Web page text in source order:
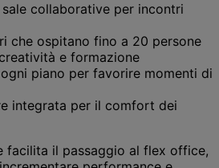
collaborative per incontri
che ospitano fino a 20 persone
e formazione
piano per favorire momenti di
integrata per il comfort dei
facilita il passaggio al flex office,